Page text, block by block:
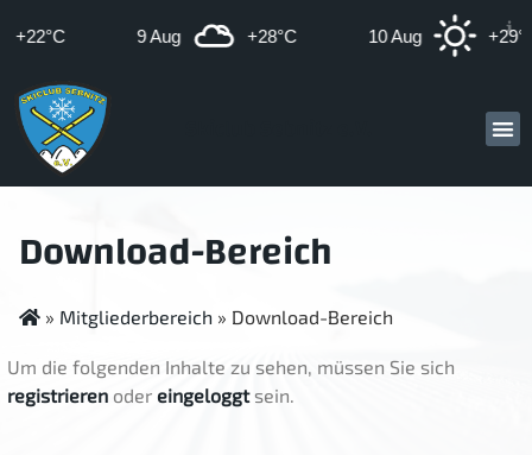
+22°C 9 Aug +28°C 10 Aug
Download-Bereich
» Mitgliederbereich » Download-Bereich
Um die folgenden Inhalte zu sehen, müssen Sie sich
registrieren oder eingeloggt sein.